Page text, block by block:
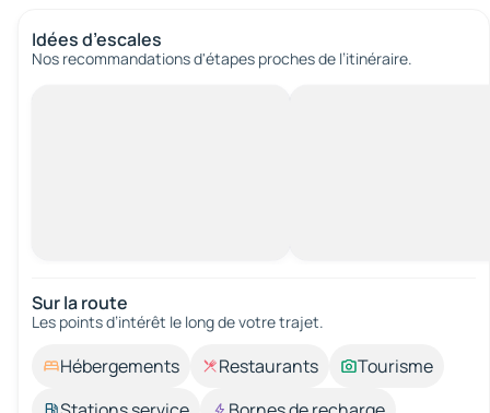
Idées d’escales
Nos recommandations d'étapes proches de l’itinéraire.
Sur la route
Les points d’intérêt le long de votre trajet.
Hébergements Restaurants
Tourisme